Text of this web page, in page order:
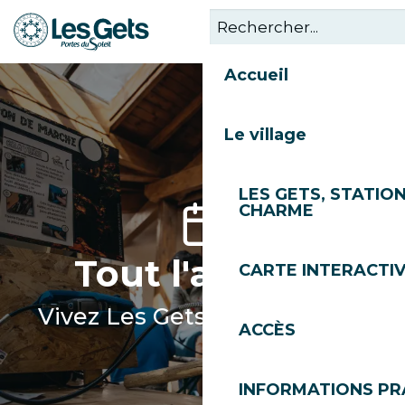
Aller
au
principal
Accueil
Le village
LES GETS,
CHARME
CARTE
ACCÈS
INFORMATIONS
Tout l'agenda
Vivez Les Gets toute l'année